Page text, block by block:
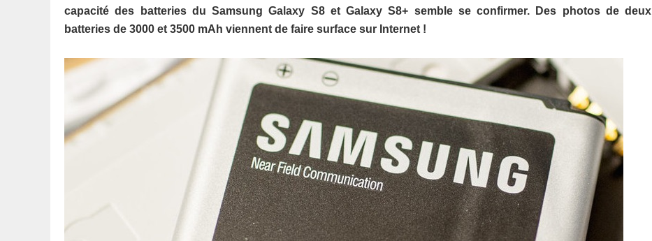
capacité des batteries du Samsung Galaxy S8 et Galaxy S8+ semble se confirmer. Des photos de deux
batteries de 3000 et 3500 mAh viennent de faire surface sur Internet !